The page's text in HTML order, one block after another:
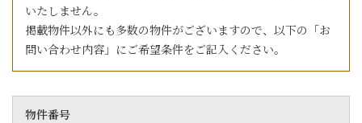
いたしません。
掲載物件以外にも多数の物件がございますので、以下の「お
問い合わせ内容」にご希望条件をご記入ください。
物件番号